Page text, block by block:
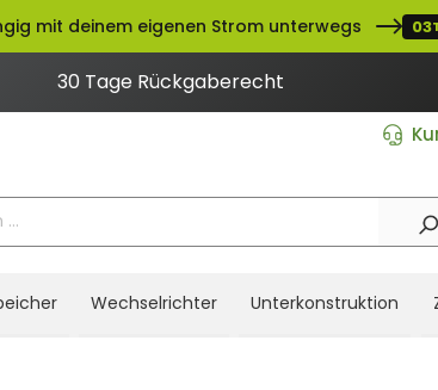
mit deinem eigenen Strom unterwegs 03
30 Tage Rückgaberecht
Wechselrichter Unterkonstruktion